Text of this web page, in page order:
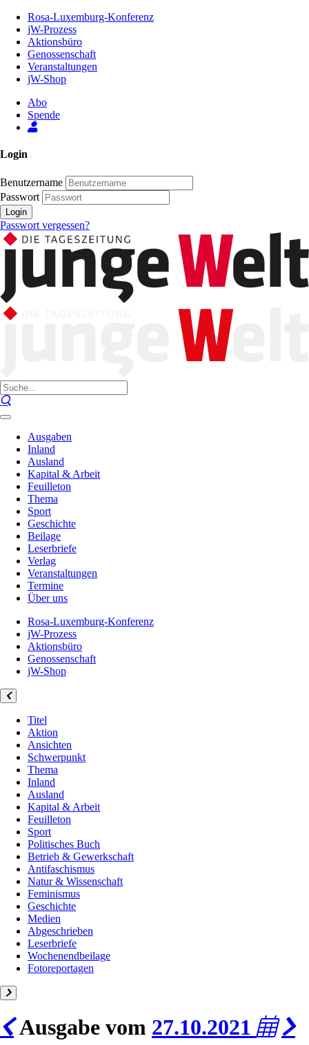
Inhalt
Seite
Rosa-Luxemburg-Konferenz
jW-Prozess
Aktionsbüro
Genossenschaft
Veranstaltungen
jW-Shop
Abo
Spende
Login
Benutzername
Passwort
Login
Passwort vergessen?
Ausgaben
Inland
Ausland
Kapital & Arbeit
Feuilleton
Thema
Sport
Geschichte
Beilage
Leserbriefe
Verlag
Veranstaltungen
Termine
Über uns
Rosa-Luxemburg-Konferenz
jW-Prozess
Aktionsbüro
Genossenschaft
jW-Shop
Titel
Aktion
Ansichten
Schwerpunkt
Thema
Inland
Ausland
Kapital & Arbeit
Feuilleton
Sport
Politisches Buch
Betrieb & Gewerkschaft
Antifaschismus
Natur & Wissenschaft
Feminismus
Geschichte
Medien
Abgeschrieben
Leserbriefe
Wochenendbeilage
Fotoreportagen
Ausgabe vom 27.10.2021